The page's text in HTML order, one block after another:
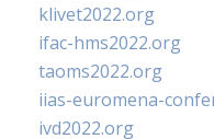
klivet2022.org
ifac-hms2022.org
taoms2022.org
iias-euromena-
ivd2022.org